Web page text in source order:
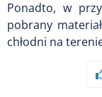
Ponadto, w
pobrany
chłodni na